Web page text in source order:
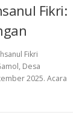
Fikri:
Fikri
Desa
2025. Acara